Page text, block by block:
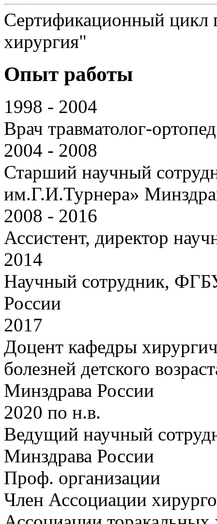
Сертификационный цикл
хирургия"
Опыт работы
1998 - 2004
Врач травматолог-
2004 - 2008
Старший научный
им.Г.И.Турнера»
2008 - 2016
Ассистент, директор
2014
Научный сотрудник,
России
2017
Доцент кафедры
болезней детского
Минздрава России
2020 по н.в.
Ведущий научный
Минздрава России
Проф. организации
Член Ассоциации